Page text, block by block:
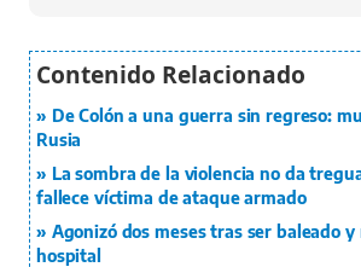
De Colón a una guerra sin regreso:
Rusia
La sombra de la violencia no da
fallece víctima de ataque armado
Agonizó dos meses tras ser baleado y
hospital